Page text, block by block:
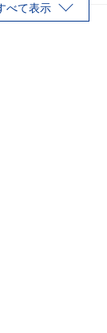
は、無料駐車場、水洗
ャワー完備で快適にご
りますので、宿泊に利
ト用具や機材などはお
意ください。 ※機材を
いお客様には別途宿泊
ル料金がかかりますの
ださい！ ■お客様がご
くもの ・テント用具 ・
・食材など持ち込み自
の基本料金がかか
入場料（施設利用料金